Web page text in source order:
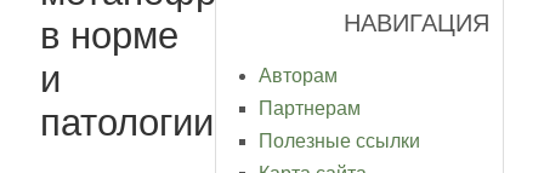
в норме
и
патологии
НАВИГАЦИЯ
Авторам
Партнерам
Полезные ссылки